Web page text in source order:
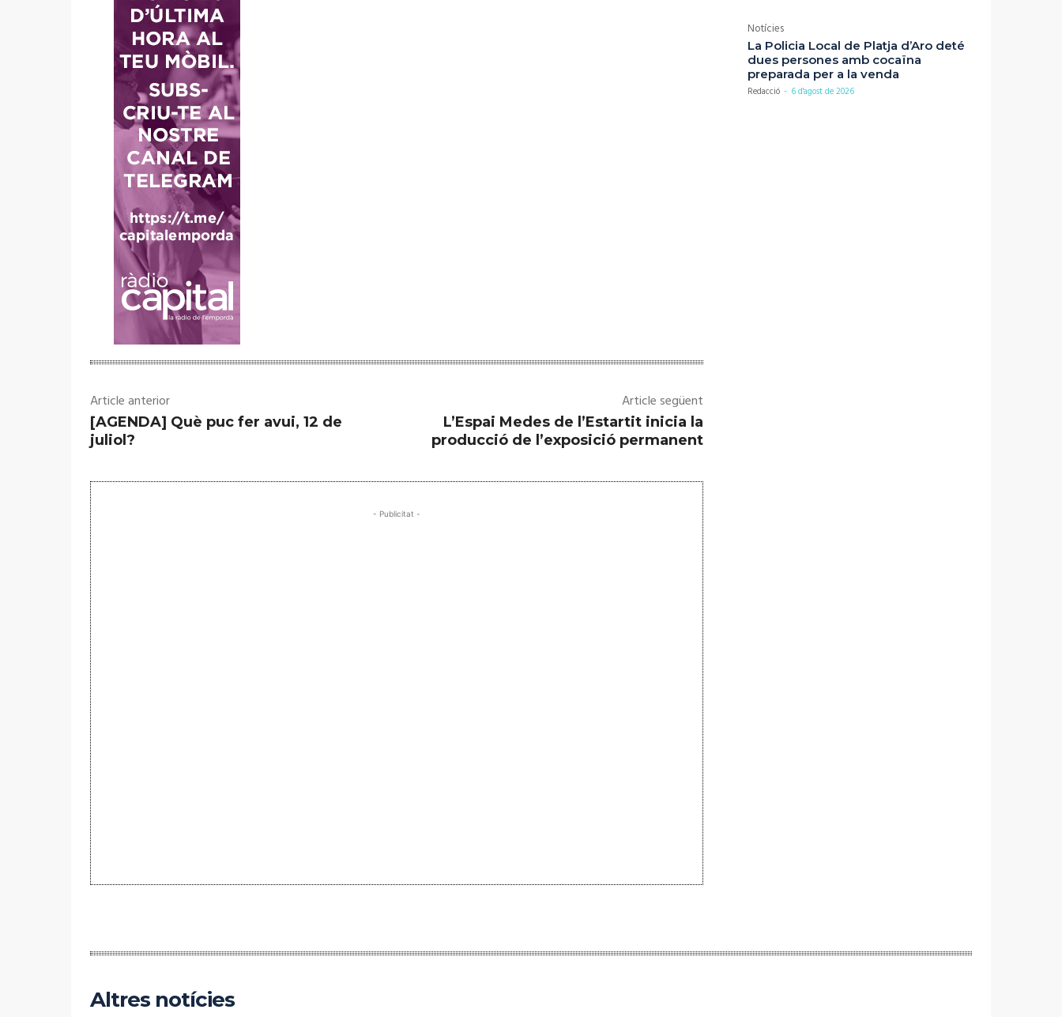
Article anterior
[AGENDA] Què puc fer avui, 12 de
juliol?
Article següent
L’Espai Medes de l’Estartit inicia la
producció de l’exposició permanent
- Publicitat -
Notícies
La Policia Local de Platja d’Aro deté
dues persones amb cocaïna
preparada per a la venda
Redacció - 6 d'agost de 2026
Altres notícies